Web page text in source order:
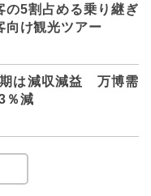
の5割占める乗り継ぎ
向け観光ツアー
は減収減益 万博需
％減